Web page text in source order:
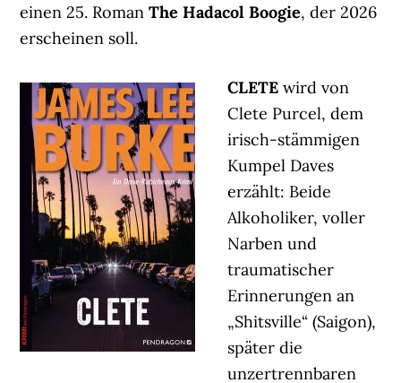
einen 25. RomanThe Hadacol Boogie, der 2026
erscheinen soll.
CLETEwird von
Clete Purcel, dem
irisch-stämmigen
Kumpel Daves
erzählt: Beide
Alkoholiker, voller
Narben und
traumatischer
Erinnerungen an
„Shitsville“ (Saigon),
später die
unzertrennbaren